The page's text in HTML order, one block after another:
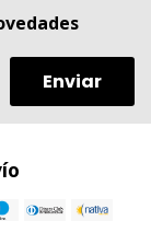
Enviar